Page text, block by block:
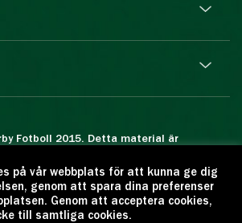
Fotboll 2015. Detta material är
annan kopiering är förbjuden.
oss gärna men ange källan:
Ansvarig utgivare:
på vår webbplats för att kunna ge dig
genom att spara dina preferenser
Genom att acceptera cookies,
till samtliga cookies.